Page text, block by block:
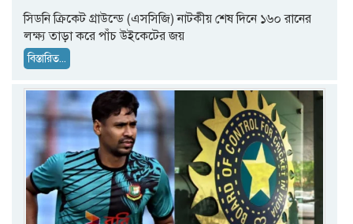
সিডনি ক্রিকেট গ্রাউন্ডে (এসসিজি) নাটকীয় শেষ দিনে ১৬০ রানের
লক্ষ্য তাড়া করে পাঁচ উইকেটের জয়
বিস্তারিত...